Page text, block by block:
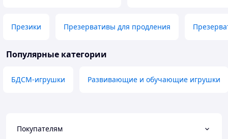
Презики Презервативы для продления
Популярные категории
БДСМ-игрушки Развивающие и обучающие игрушки
Покупателям